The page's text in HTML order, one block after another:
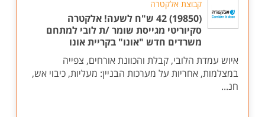
קבוצת אלקטרה
(19850) 42 ש"ח לשעה! אלקטרה
סקיוריטי מגייסת שומר /ת לובי למתחם
משרדים חדש "אונו" בקריית אונו
איוש עמדת הלובי, קבלת והכוונת אורחים, צפייה
במצלמות, אחריות על מערכות הבניין: מעליות, כיבוי אש,
חנ...